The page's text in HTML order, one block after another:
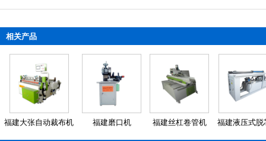
相关产品
福建大张自动裁布机 福建磨口机 福建丝杠卷管机 福建液压式脱